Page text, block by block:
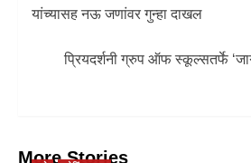
यांच्यासह नऊ जणांवर गुन्हा दाखल
प्रियदर्शनी ग्रुप ऑफ स्कूल्सतर्फे
More Stories